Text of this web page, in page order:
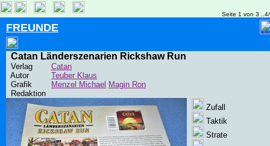
Seite 1 von 3
FREUNDE
Catan Länderszenarien Rickshaw Run
Verlag
Catan
Autor
Teuber Klaus
Grafik
Menzel Michael Magin Ron
Redaktion
Zufall
Taktik
Strate